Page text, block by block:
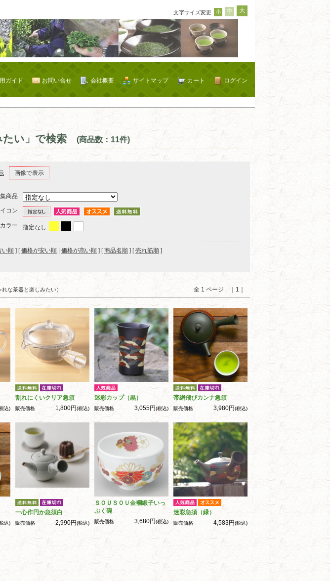
文字サイズ変更 小 中 大
ログイン
カート
サイトマップ
会社概要
お問い合せ
ガイド
たい」で検索 (商品数：11件)
画像で表示
商品
コン
カラー 指定なし
い順 ] [価格が安い順 価格が高い順 ] [商品名順 ] [売れ筋順 ]
全 1 ページ ｜1｜
な茶器と楽しみたい）
込)
割れにくいクリア急須
販売価格 1,800円(税込)
迷彩カップ（黒）
販売価格 3,055円(税込)
帯網飛びカンナ急須
販売価格 3,980円(税込)
込)
一心作円か急須白
販売価格 2,990円(税込)
ＳＯＵＳＯＵ金襴緞子いっ
ぷく碗
販売価格 3,680円(税込)
迷彩急須（緑）
販売価格 4,583円(税込)